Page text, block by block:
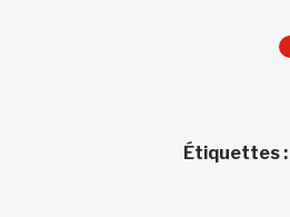
Étiquettes :